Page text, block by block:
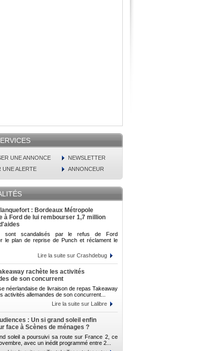
UNE ANNONCE
NEWSLETTER
UNE ALERTE
ANNONCEUR
: Bordeaux Métropole
à Ford de lui rembourser 1,7 million
sont scandalisés par le refus de Ford
le plan de reprise de Punch et réclament le
Lire la suite sur Crashdebug
rachète les activités
de son concurrent
néerlandaise de livraison de repas Takeaway
activités allemandes de son concurrent...
Lire la suite sur Lalibre
: Un si grand soleil enfin
face à Scènes de ménages ?
soleil a poursuivi sa route sur France 2, ce
avec un inédit programmé entre 2...